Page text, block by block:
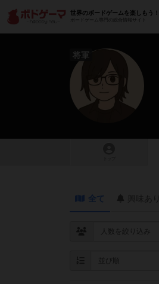
世界のボードゲームを楽しもう！
ボードゲーム専門の総合情報サイト
将軍
全て